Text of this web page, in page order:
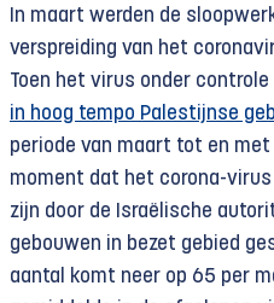
In maart werden de
verspreiding van het
Toen het virus onder
in hoog tempo Palestijnse
periode van maart tot en
moment dat het corona-
zijn door de Israëlische
gebouwen in bezet gebied
aantal komt neer op 65 per